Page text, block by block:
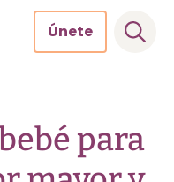
Únete
para